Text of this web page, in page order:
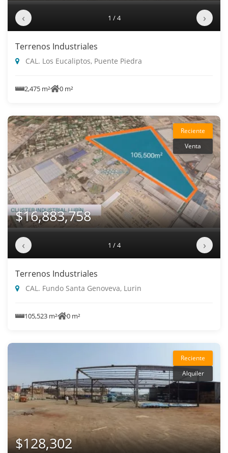
‹ 1 / 4 ›
Terrenos Industriales
CAL. Los Eucaliptos, Puente Piedra
2,475 m² 0 m²
Reciente
Venta
$16,883,758
‹ 1 / 4 ›
Terrenos Industriales
CAL. Fundo Santa Genoveva, Lurin
105,523 m² 0 m²
Reciente
Alquiler
$128,302